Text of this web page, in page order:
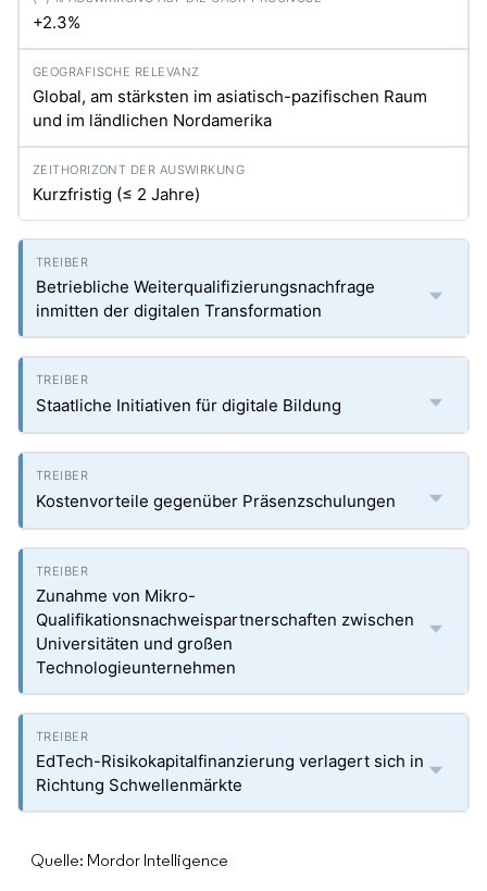
+2.3%
Global, am stärksten im asiatisch-pazifischen Raum
und im ländlichen Nordamerika
Kurzfristig (≤ 2 Jahre)
Betriebliche Weiterqualifizierungsnachfrage
inmitten der digitalen Transformation
Staatliche Initiativen für digitale Bildung
Kostenvorteile gegenüber Präsenzschulungen
Zunahme von Mikro-
Qualifikationsnachweispartnerschaften zwischen
Universitäten und großen
Technologieunternehmen
EdTech-Risikokapitalfinanzierung verlagert sich in
Richtung Schwellenmärkte
Quelle: Mordor Intelligence